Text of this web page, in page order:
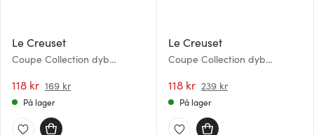
Le Creuset
Coupe Collection dyb
118 kr 169 kr
På lager
Le Creuset
Coupe Collection dyb
118 kr 239 kr
På lager